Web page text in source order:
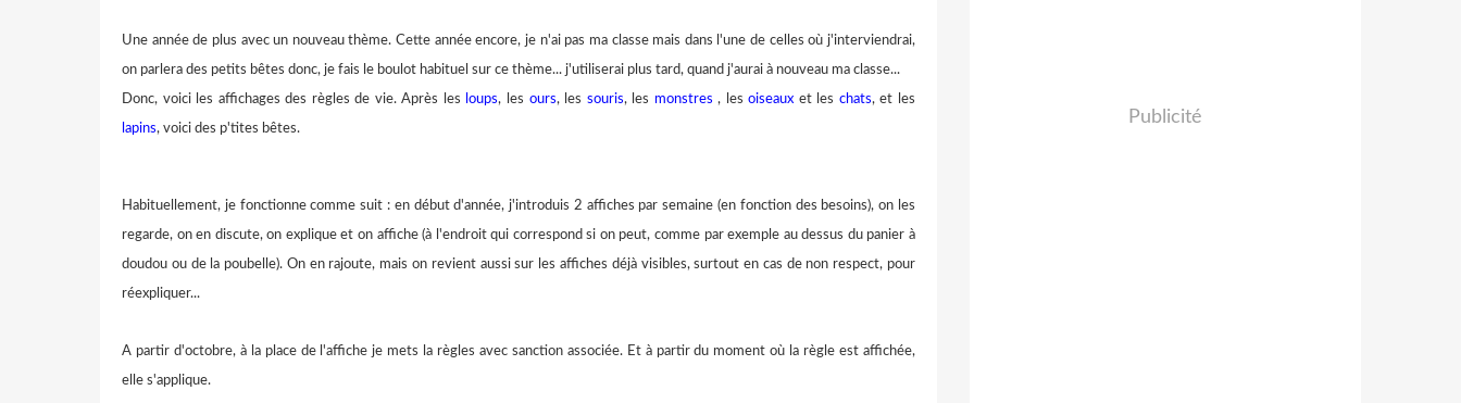
Une année de plus avec un nouveau thème. Cette année encore, je n'ai pas ma classe mais dans l'une de celles où j'interviendrai,
on parlera des petits bêtes donc, je fais le boulot habituel sur ce thème... j'utiliserai plus tard, quand j'aurai à nouveau ma classe...
Donc, voici les affichages des règles de vie. Après les loups, les ours, les souris, les monstres , lesoiseaux et les chats, et les
lapins, voici des p'tites bêtes.
Habituellement, je fonctionne comme suit : en début d'année, j'introduis 2 affiches par semaine (en fonction des besoins), on les
regarde, on en discute, on explique et on affiche (à l'endroit qui correspond si on peut, comme par exemple au dessus du panier à
doudou ou de la poubelle). On en rajoute, mais on revient aussi sur les affiches déjà visibles, surtout en cas de non respect, pour
réexpliquer...
A partir d'octobre, à la place de l'affiche je mets la règles avec sanction associée. Et à partir du moment où la règle est affichée,
elle s'applique.
Publicité